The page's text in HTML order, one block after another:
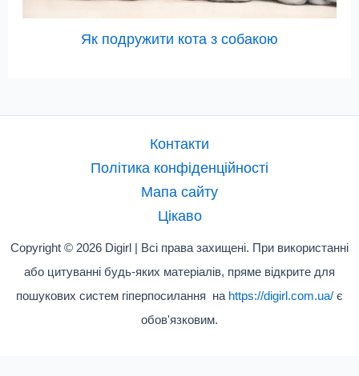
Як подружити кота з собакою
Контакти
Політика конфіденційності
Мапа сайту
Цікаво
Copyright © 2026 Digirl | Всі права захищені. При використанні
або цитуванні будь-яких матеріалів, пряме відкрите для
пошукових систем гіперпосилання на https://digirl.com.ua/ є
обов'язковим.